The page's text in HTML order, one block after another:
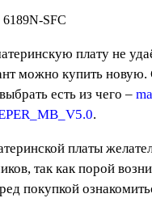
плату не
можно купить новую.
есть из чего –
.
платы
так как порой
покупкой